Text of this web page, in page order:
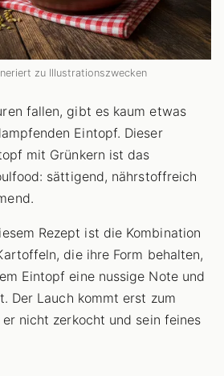
zu Illustrationszwecken
fallen, gibt es kaum etwas
Eintopf. Dieser
mit Grünkern ist das
sättigend, nährstoffreich
Rezept ist die Kombination
die ihre Form behalten,
Eintopf eine nussige Note und
Der Lauch kommt erst zum
nicht zerkocht und sein feines